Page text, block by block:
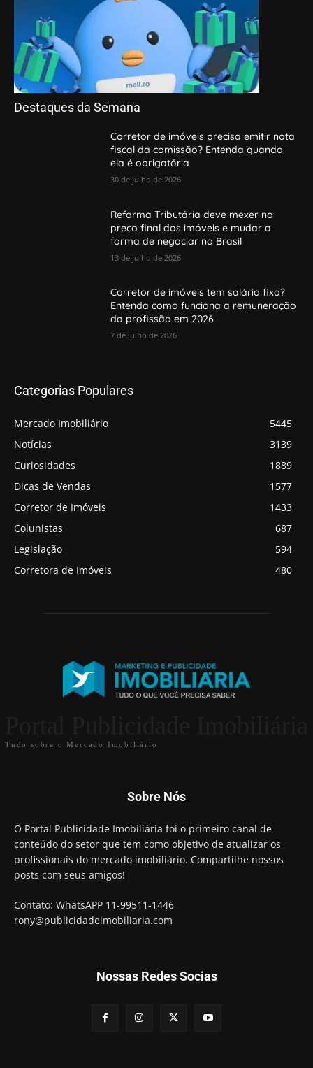
Destaques da Semana
Corretor de imóveis precisa emitir nota
fiscal da comissão? Entenda quando
ela é obrigatória
30 de julho de 2026
Reforma Tributária deve mexer no
preço final dos imóveis e mudar a
forma de negociar no Brasil
13 de julho de 2026
Corretor de imóveis tem salário fixo?
Entenda como funciona a remuneração
da profissão em 2026
7 de julho de 2026
Categorias Populares
Mercado Imobiliário
5445
Notícias
3139
Curiosidades
1889
Dicas de Vendas
1577
Corretor de Imóveis
1433
Colunistas
687
Legislação
594
Corretora de Imóveis
480
Tudo sobre o Mercado Imobiliário
Sobre Nós
O Portal Publicidade Imobiliária foi o primeiro canal de
conteúdo do setor que tem como objetivo de atualizar os
profissionais do mercado imobiliário. Compartilhe nossos
posts com seus amigos!
Contato: WhatsAPP 11-99511-1446
rony@publicidadeimobiliaria.com
Nossas Redes Socias